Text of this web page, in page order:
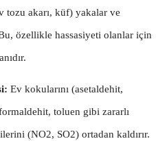
tozu akarı, küf) yakalar ve
özellikle hassasiyeti olanlar için
Ev kokularını (asetaldehit,
toluen gibi zararlı
(NO2, SO2) ortadan kaldırır.